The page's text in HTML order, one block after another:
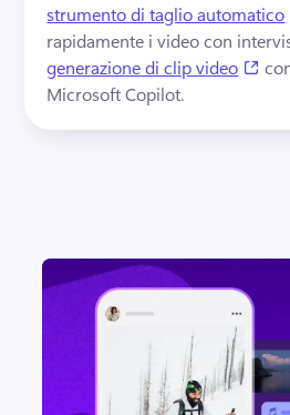
strumento di taglio automatico
rapidamente i video con
generazione di clip video
Microsoft Copilot.